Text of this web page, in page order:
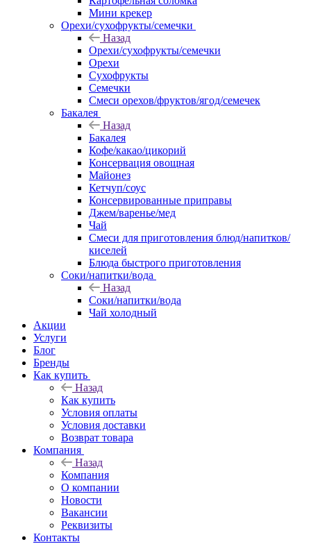
Мини крекер
Орехи/сухофрукты/семечки
Назад
Орехи/сухофрукты/семечки
Орехи
Сухофрукты
Семечки
Смеси орехов/фруктов/ягод/семечек
Бакалея
Назад
Бакалея
Кофе/какао/цикорий
Консервация овощная
Майонез
Кетчуп/соус
Консервированные приправы
Джем/варенье/мед
Чай
Смеси для приготовления блюд/напитков/
киселей
Блюда быстрого приготовления
Соки/напитки/вода
Назад
Соки/напитки/вода
Чай холодный
Акции
Услуги
Блог
Бренды
Как купить
Назад
Как купить
Условия оплаты
Условия доставки
Возврат товара
Компания
Назад
Компания
О компании
Новости
Вакансии
Реквизиты
Контакты